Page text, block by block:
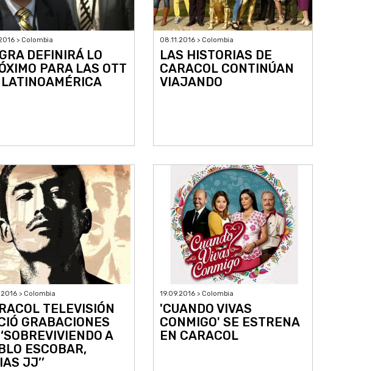
> Colombia
DEFINIRÁ LO
PARA LAS OTT
08.11.2016 > Colombia
LAS HISTORIAS DE
CARACOL CONTINÚAN
VIAJANDO
> Colombia
TELEVISIÓN
GRABACIONES
A
ESCOBAR,
JJ’’
19.09.2016 > Colombia
'CUANDO VIVAS
CONMIGO' SE ESTRENA
EN CARACOL